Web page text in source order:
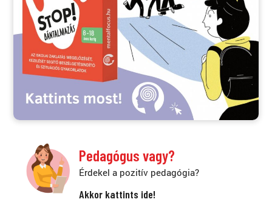
Pedagógus vagy?
Érdekel a pozitív pedagógia?
Akkor kattints ide!